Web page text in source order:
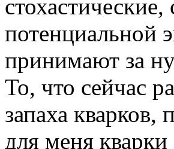
потенциальной
принимают за
То, что сейчас
запаха кварков,
для меня